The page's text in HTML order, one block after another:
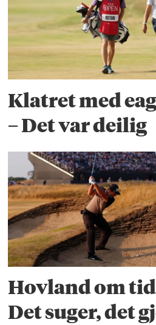
Klatret med
– Det var deilig
Hovland om
Det suger, det